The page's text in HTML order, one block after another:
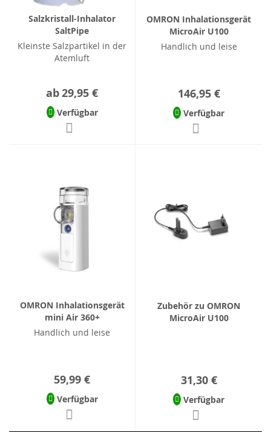
Salzkristall-Inhalator
SaltPipe
Kleinste Salzpartikel in der
Atemluft
ab29,95 €
Verfügbar
OMRON Inhalationsgerät
MicroAir U100
Handlich und leise
146,95 €
Verfügbar
OMRON Inhalationsgerät
mini Air 360+
Handlich und leise
59,99 €
Verfügbar
Zubehör zu OMRON
MicroAir U100
31,30 €
Verfügbar